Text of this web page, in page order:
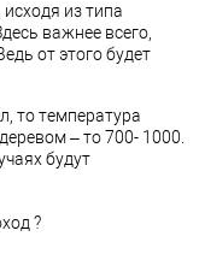
из типа
важнее всего,
от этого будет
то температура
– то 700- 1000.
будут
?